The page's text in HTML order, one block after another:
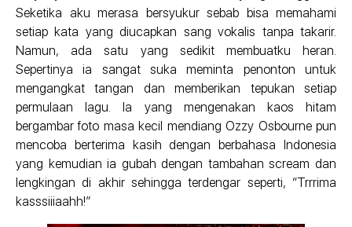
Seketika aku merasa bersyukur sebab bisa memahami
setiap kata yang diucapkan sang vokalis tanpa takarir.
Namun, ada satu yang sedikit membuatku heran.
Sepertinya ia sangat suka meminta penonton untuk
mengangkat tangan dan memberikan tepukan setiap
permulaan lagu. Ia yang mengenakan kaos hitam
bergambar foto masa kecil mendiang Ozzy Osbourne pun
mencoba berterima kasih dengan berbahasa Indonesia
yang kemudian ia gubah dengan tambahan scream dan
lengkingan di akhir sehingga terdengar seperti, “Trrrima
kasssiiiaahh!”